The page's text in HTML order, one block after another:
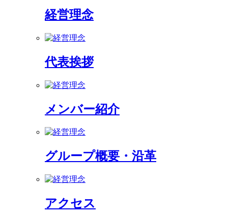
経営理念
代表挨拶
メンバー紹介
グループ概要・沿革
アクセス